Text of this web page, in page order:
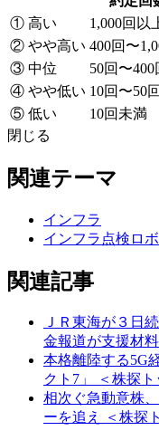
① 高い
1,000回以
② やや高い 400回〜
③ 中位
50回〜400
④ やや低い 10回〜50回
⑤ 低い
10回未満
閉じる
関連テーマ
インフラ
インフラ点検ロ
関連記事
ＪＲ東海が３日
金報道が支援材
本格離陸する5G
クト7」 ＜株探ト
相次ぐ急動意株
ーを追え ＜株探